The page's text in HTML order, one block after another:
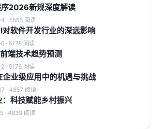
2026新规深度解读
· 5555 阅读
对软件开发行业的深远影响
· 5178 阅读
端技术趋势预测
· 5176 阅读
企业级应用中的机遇与挑战
· 4857 阅读
：科技赋能乡村振兴
· 4839 阅读